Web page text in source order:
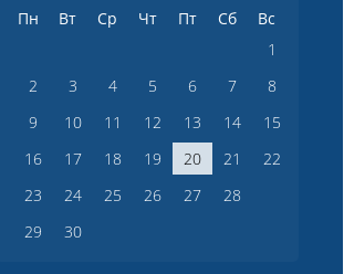
Пн Вт Ср Чт Пт Сб
Вс
1
2
3 4 5 6 7
8
9
10 11 12 13 14
15
16
17 18 19 20 21
22
23
24 25 26 27
28
29
30